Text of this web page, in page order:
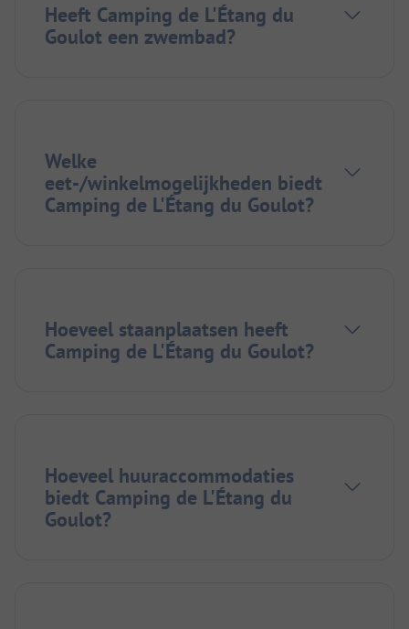
Heeft Camping de L'Étang du
Goulot een zwembad?
Welke
eet-/winkelmogelijkheden biedt
Camping de L'Étang du Goulot?
Hoeveel staanplaatsen heeft
Camping de L'Étang du Goulot?
Hoeveel huuraccommodaties
biedt Camping de L'Étang du
Goulot?